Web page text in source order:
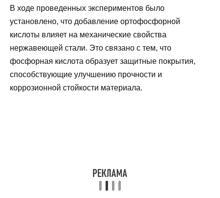
В ходе проведенных экспериментов было
установлено, что добавление ортофосфорной
кислоты влияет на механические свойства
нержавеющей стали. Это связано с тем, что
фосфорная кислота образует защитные покрытия,
способствующие улучшению прочности и
коррозионной стойкости материала.